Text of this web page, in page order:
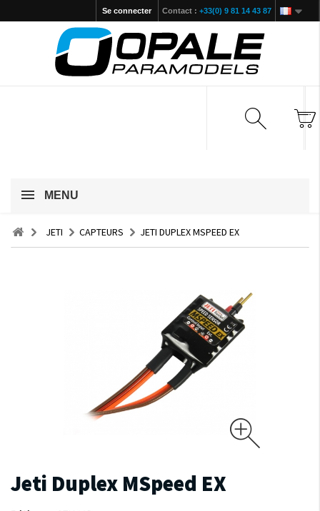
Contact : +33(0) 9 81 14 43 87
Se connecter
MENU
JETI CAPTEURS JETI DUPLEX MSPEED EX
Jeti Duplex MSpeed EX